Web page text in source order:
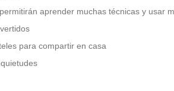
aprender muchas técnicas y usar
para compartir en casa